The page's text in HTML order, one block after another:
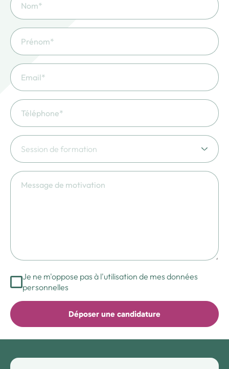
Session de formation
Je ne m'oppose pas à l'utilisation de mes données
personnelles
Déposer une candidature